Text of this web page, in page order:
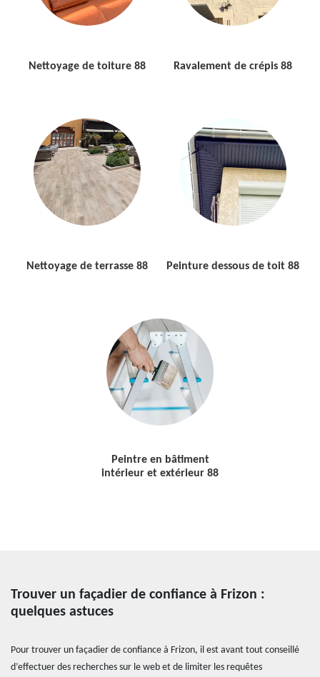
Nettoyage de toiture 88 Ravalement de crépis 88
Nettoyage de terrasse 88 Peinture dessous de toit 88
Peintre en bâtiment
intérieur et extérieur 88
Trouver un façadier de confiance à Frizon :
quelques astuces
Pour trouver un façadier de confiance à Frizon, il est avant tout conseillé
d’effectuer des recherches sur le web et de limiter les requêtes